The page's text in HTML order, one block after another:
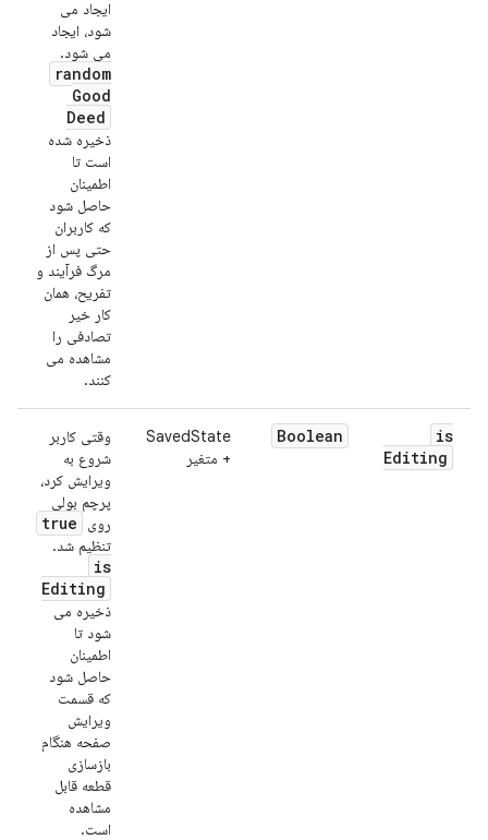
ایجاد می
شود، ایجاد
می شود.
random
Good
Deed
ذخیره شده
است تا
اطمینان
حاصل شود
که کاربران
حتی پس از
مرگ فرآیند و
تفریح، همان
کار خیر
تصادفی را
مشاهده می
کنند.
is
Editing
Boolean
SavedState
+ متغیر
وقتی کاربر
شروع به
ویرایش کرد،
پرچم بولی
روی
true
تنظیم شد.
is
Editing
ذخیره می
شود تا
اطمینان
حاصل شود
که قسمت
ویرایش
صفحه هنگام
بازسازی
قطعه قابل
مشاهده
است.